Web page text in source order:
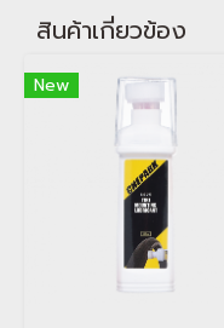
สินค้าเกี่ยวข้อง
New